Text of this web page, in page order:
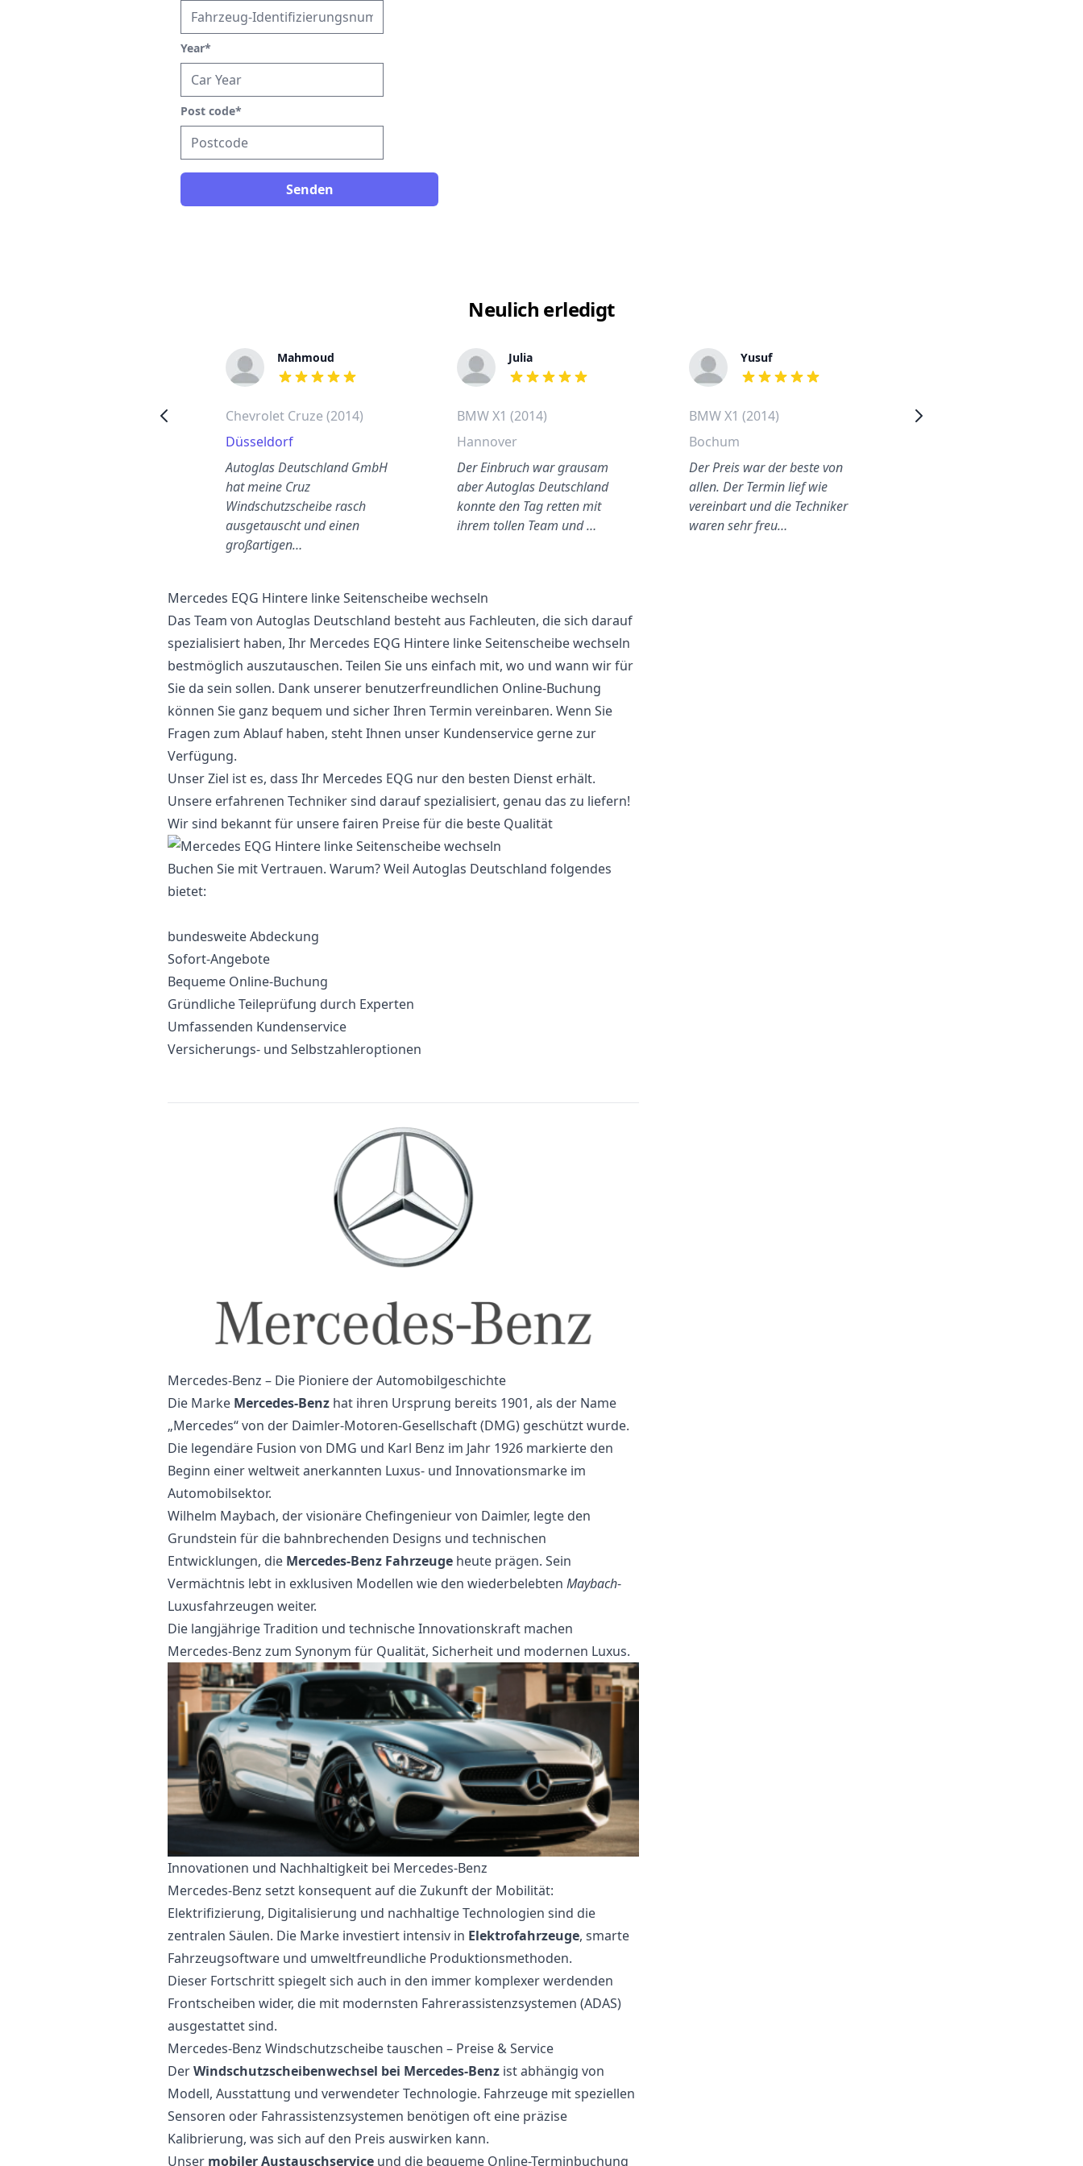
Year*
Post code*
Senden
Neulich erledigt
Mahmoud
out of 5 stars
Chevrolet Cruze (2014)
Düsseldorf
Autoglas Deutschland GmbH
hat meine Cruz
Windschutzscheibe rasch
ausgetauscht und einen
großartigen…
Julia
out of 5 stars
BMW X1 (2014)
Hannover
Der Einbruch war grausam
aber Autoglas Deutschland
konnte den Tag retten mit
ihrem tollen Team und …
Yusuf
out of 5 stars
BMW X1 (2014)
Bochum
Der Preis war der beste von
allen. Der Termin lief wie
vereinbart und die Techniker
waren sehr freu…
Volkswagen Passat (2017)
Mercedes EQG Hintere linke Seitenscheibe wechseln
Das Team von Autoglas Deutschland besteht aus Fachleuten, die sich darauf
spezialisiert haben, Ihr Mercedes EQG Hintere linke Seitenscheibe wechseln
bestmöglich auszutauschen. Teilen Sie uns einfach mit, wo und wann wir für
Sie da sein sollen. Dank unserer benutzerfreundlichen Online-Buchung
können Sie ganz bequem und sicher Ihren Termin vereinbaren. Wenn Sie
Fragen zum Ablauf haben, steht Ihnen unser Kundenservice gerne zur
Verfügung.
Unser Ziel ist es, dass Ihr Mercedes EQG nur den besten Dienst erhält.
Unsere erfahrenen Techniker sind darauf spezialisiert, genau das zu liefern!
Wir sind bekannt für unsere fairen Preise für die beste Qualität
Buchen Sie mit Vertrauen. Warum? Weil Autoglas Deutschland folgendes
bietet:
bundesweite Abdeckung
Sofort-Angebote
Bequeme Online-Buchung
Gründliche Teileprüfung durch Experten
Umfassenden Kundenservice
Versicherungs- und Selbstzahleroptionen
Mercedes-Benz – Die Pioniere der Automobilgeschichte
Die Marke Mercedes-Benz hat ihren Ursprung bereits 1901, als der Name
„Mercedes“ von der Daimler-Motoren-Gesellschaft (DMG) geschützt wurde.
Die legendäre Fusion von DMG und Karl Benz im Jahr 1926 markierte den
Beginn einer weltweit anerkannten Luxus- und Innovationsmarke im
Automobilsektor.
Wilhelm Maybach, der visionäre Chefingenieur von Daimler, legte den
Grundstein für die bahnbrechenden Designs und technischen
Entwicklungen, die Mercedes-Benz Fahrzeuge heute prägen. Sein
Vermächtnis lebt in exklusiven Modellen wie den wiederbelebten Maybach-
Luxusfahrzeugen weiter.
Die langjährige Tradition und technische Innovationskraft machen
Mercedes-Benz zum Synonym für Qualität, Sicherheit und modernen Luxus.
Innovationen und Nachhaltigkeit bei Mercedes-Benz
Mercedes-Benz setzt konsequent auf die Zukunft der Mobilität:
Elektrifizierung, Digitalisierung und nachhaltige Technologien sind die
zentralen Säulen. Die Marke investiert intensiv in Elektrofahrzeuge, smarte
Fahrzeugsoftware und umweltfreundliche Produktionsmethoden.
Dieser Fortschritt spiegelt sich auch in den immer komplexer werdenden
Frontscheiben wider, die mit modernsten Fahrerassistenzsystemen (ADAS)
ausgestattet sind.
Mercedes-Benz Windschutzscheibe tauschen – Preise & Service
DerWindschutzscheibenwechsel bei Mercedes-Benz ist abhängig von
Modell, Ausstattung und verwendeter Technologie. Fahrzeuge mit speziellen
Sensoren oder Fahrassistenzsystemen benötigen oft eine präzise
Kalibrierung, was sich auf den Preis auswirken kann.
Unser mobiler Austauschservice und die bequeme Online-Terminbuchung